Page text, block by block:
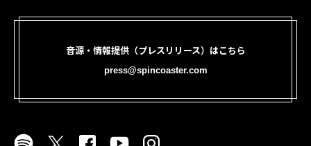
音源・情報提供（プレスリリース）はこちら
press@spincoaster.com